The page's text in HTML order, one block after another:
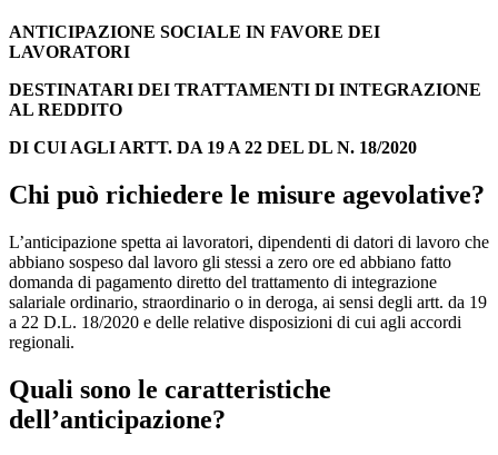
ANTICIPAZIONE SOCIALE IN FAVORE DEI
LAVORATORI
DESTINATARI DEI TRATTAMENTI DI INTEGRAZIONE
AL REDDITO
DI CUI AGLI ARTT. DA 19 A 22 DEL DL N. 18/2020
Chi può richiedere le misure agevolative?
L’anticipazione spetta ai lavoratori, dipendenti di datori di lavoro che
abbiano sospeso dal lavoro gli stessi a zero ore ed abbiano fatto
domanda di pagamento diretto del trattamento di integrazione
salariale ordinario, straordinario o in deroga, ai sensi degli artt. da 19
a 22 D.L. 18/2020 e delle relative disposizioni di cui agli accordi
regionali.
Quali sono le caratteristiche
dell’anticipazione?